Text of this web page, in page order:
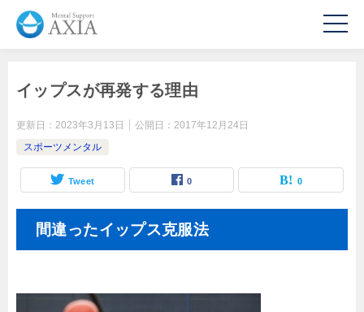
イップスが再発する理由
更新日： 2023年3月13日 公開日： 2017年12月24日
スポーツメンタル
Tweet 0 0
間違ったイップス克服法